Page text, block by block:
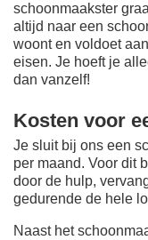
schoonmaakster
altijd naar een
woont en voldoet
eisen. Je hoeft je
dan vanzelf!
Kosten voor
Je sluit bij ons een
per maand. Voor dit
door de hulp,
gedurende de hele
Naast het